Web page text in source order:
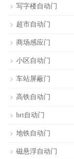
写字楼自动门
超市自动门
商场感应门
小区自动门
车站屏蔽门
高铁自动门
brt自动门
地铁自动门
磁悬浮自动门